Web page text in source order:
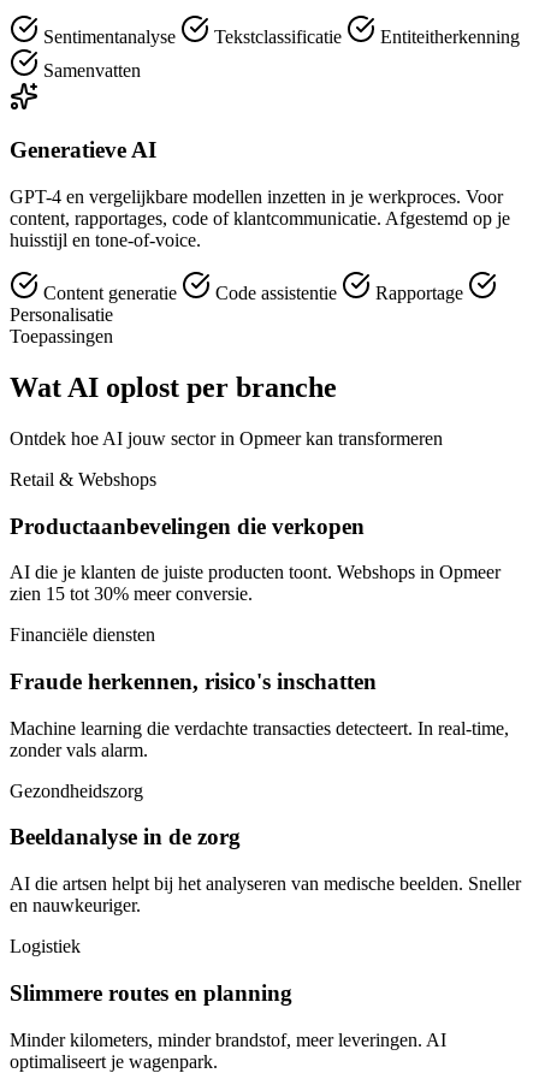
Sentimentanalyse Tekstclassificatie
Entiteitherkenning
Samenvatten
Generatieve AI
GPT-4 en vergelijkbare modellen inzetten in je werkproces. Voor
content, rapportages, code of klantcommunicatie. Afgestemd op je
huisstijl en tone-of-voice.
Content generatie Code assistentie
Rapportage
Personalisatie
Toepassingen
Wat AI oplost per branche
Ontdek hoe AI jouw sector in Opmeer kan transformeren
Retail & Webshops
Productaanbevelingen die verkopen
AI die je klanten de juiste producten toont. Webshops in Opmeer
zien 15 tot 30% meer conversie.
Financiële diensten
Fraude herkennen, risico's inschatten
Machine learning die verdachte transacties detecteert. In real-time,
zonder vals alarm.
Gezondheidszorg
Beeldanalyse in de zorg
AI die artsen helpt bij het analyseren van medische beelden. Sneller
en nauwkeuriger.
Logistiek
Slimmere routes en planning
Minder kilometers, minder brandstof, meer leveringen. AI
optimaliseert je wagenpark.